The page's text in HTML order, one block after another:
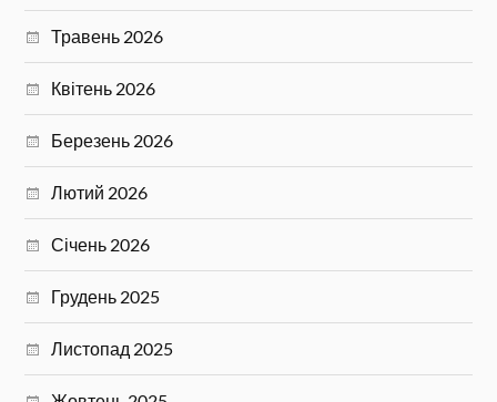
Травень 2026
Квітень 2026
Березень 2026
Лютий 2026
Січень 2026
Грудень 2025
Листопад 2025